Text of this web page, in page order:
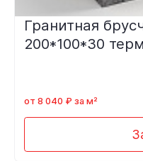
Гранитная
200*100*30
от 8 040 ₽ за м²